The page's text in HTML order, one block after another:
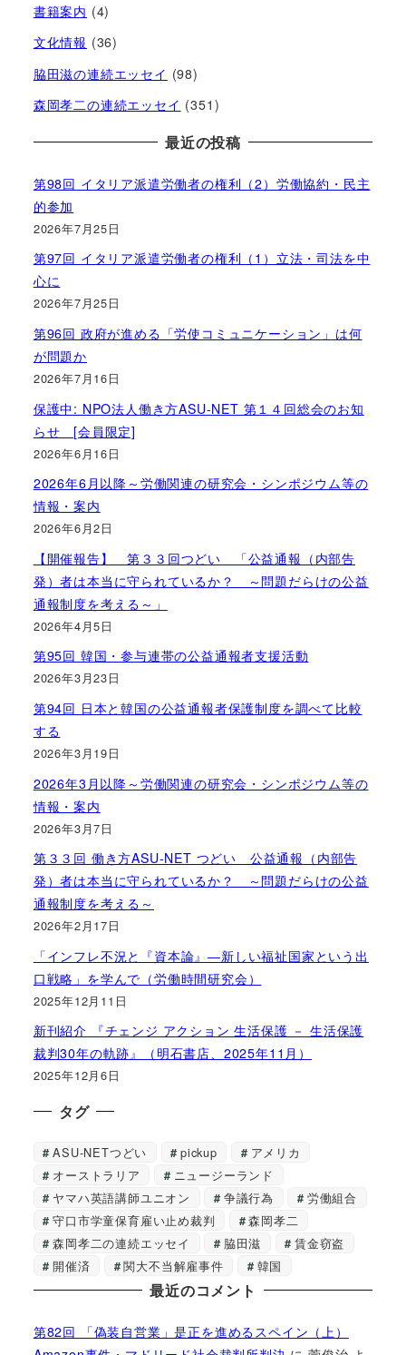
書籍案内 (4)
文化情報 (36)
脇田滋の連続エッセイ (98)
森岡孝二の連続エッセイ (351)
最近の投稿
第98回 イタリア派遣労働者の権利（2）労働協約・民主
的参加
2026年7月25日
第97回 イタリア派遣労働者の権利（1）立法・司法を中
心に
2026年7月25日
第96回 政府が進める「労使コミュニケーション」は何
が問題か
2026年7月16日
保護中: NPO法人働き方ASU-NET 第１４回総会のお知
らせ [会員限定]
2026年6月16日
2026年6月以降～労働関連の研究会・シンポジウム等の
情報・案内
2026年6月2日
【開催報告】 第３３回つどい 「公益通報（内部告
発）者は本当に守られているか？ ～問題だらけの公益
通報制度を考える～」
2026年4月5日
第95回 韓国・参与連帯の公益通報者支援活動
2026年3月23日
第94回 日本と韓国の公益通報者保護制度を調べて比較
する
2026年3月19日
2026年3月以降～労働関連の研究会・シンポジウム等の
情報・案内
2026年3月7日
第３３回 働き方ASU-NET つどい 公益通報（内部告
発）者は本当に守られているか？ ～問題だらけの公益
通報制度を考える～
2026年2月17日
「インフレ不況と『資本論』―新しい福祉国家という出
口戦略」を学んで（労働時間研究会）
2025年12月11日
新刊紹介 『チェンジ アクション 生活保護 － 生活保護
裁判30年の軌跡』（明石書店、2025年11月）
2025年12月6日
タグ
ASU-NETつどい pickup
アメリカ
オーストラリア
ニュージーランド
ヤマハ英語講師ユニオン
争議行為
労働組合
守口市学童保育雇い止め裁判
森岡孝二
森岡孝二の連続エッセイ
脇田滋
賃金窃盗
開催済
関大不当解雇事件 韓国
最近のコメント
第82回 「偽装自営業」是正を進めるスペイン（上）